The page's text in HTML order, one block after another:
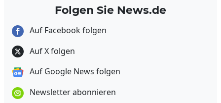
Folgen Sie News.de
Auf Facebook folgen
Auf X folgen
Auf Google News folgen
Newsletter abonnieren